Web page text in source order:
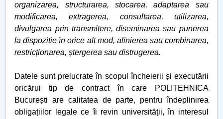
organizarea, structurarea, stocarea, adaptarea sau
modificarea, extragerea, consultarea, utilizarea,
divulgarea prin transmitere, diseminarea sau punerea
la dispoziție în orice alt mod, alinierea sau combinarea,
restricționarea, ștergerea sau distrugerea.
Datele sunt prelucrate în scopul încheierii și executării
oricărui tip de contract în care POLITEHNICA
București are calitatea de parte, pentru îndeplinirea
obligațiilor legale ce îi revin universității, în interesul